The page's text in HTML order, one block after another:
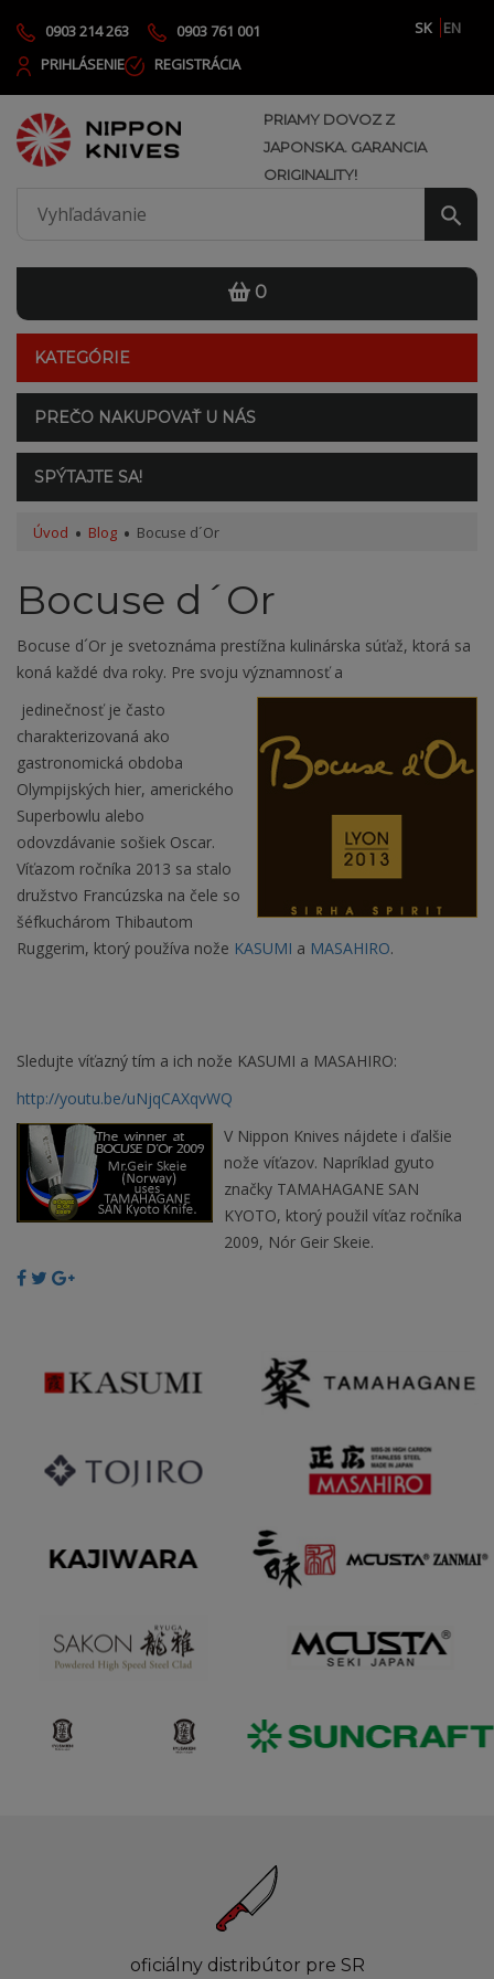
0903 214 263 0903 761 001 SK
EN
PRIHLÁSENIE
REGISTRÁCIA
PRIAMY DOVOZ Z
JAPONSKA. GARANCIA
ORIGINALITY!
0
KATEGÓRIE
PREČO NAKUPOVAŤ U NÁS
SPÝTAJTE SA!
Úvod Blog Bocuse d´Or
Bocuse d´Or
Bocuse d´Or je svetoznáma prestížna kulinárska súťaž, ktorá sa
koná každé dva roky. Pre svoju významnosť a
jedinečnosť je často
charakterizovaná ako
gastronomická obdoba
Olympijských hier, amerického
Superbowlu alebo
odovzdávanie sošiek Oscar.
Víťazom ročníka 2013 sa stalo
družstvo Francúzska na čele so
šéfkuchárom Thibautom
Ruggerim, ktorý používa nože KASUMI a MASAHIRO.
Sledujte víťazný tím a ich nože KASUMI a MASAHIRO:
http://youtu.be/uNjqCAXqvWQ
V Nippon Knives nájdete i ďalšie
nože víťazov. Napríklad gyuto
značky TAMAHAGANE SAN
KYOTO, ktorý použil víťaz ročníka
2009, Nór Geir Skeie.
oficiálny distribútor pre SR